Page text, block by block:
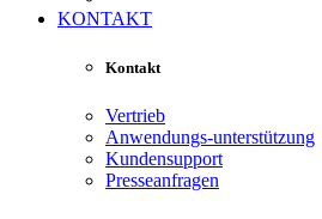
KONTAKT
Kontakt
Vertrieb
Anwendungs-unterstützung
Kundensupport
Presseanfragen